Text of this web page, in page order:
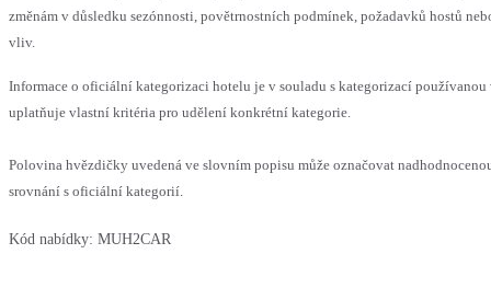
změnám v důsledku sezónnosti, povětrnostních podmínek, požadavků hostů
vliv.
Informace o oficiální kategorizaci hotelu je v souladu s kategorizací používanou
uplatňuje vlastní kritéria pro udělení konkrétní kategorie.
Polovina hvězdičky uvedená ve slovním popisu může označovat
srovnání s oficiální kategorií.
Kód nabídky: MUH2CAR